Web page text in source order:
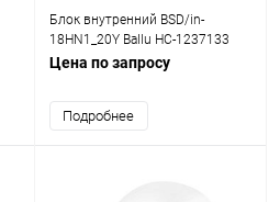
Блок внутренний BSD/in-
18HN1_20Y Ballu НС-1237133
Цена по запросу
Подробнее